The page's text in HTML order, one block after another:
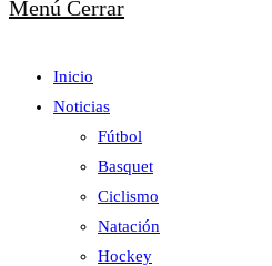
Menú Cerrar
Inicio
Noticias
Fútbol
Basquet
Ciclismo
Natación
Hockey